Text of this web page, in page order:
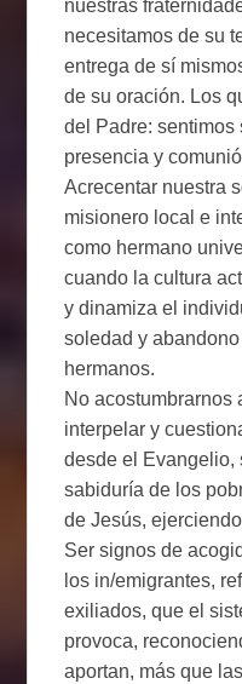
nuestras
necesitamos de su
entrega de sí
de su oración. Los
del Padre: sentimos
presencia y
Acrecentar nuestra
misionero local e
como hermano
cuando la cultura
y dinamiza el
soledad y
hermanos.
No acostumbrarnos
interpelar y
desde el Evangelio,
sabiduría de los
de Jesús,
Ser signos de
los in/emigrantes,
exiliados, que el
provoca,
aportan, más que